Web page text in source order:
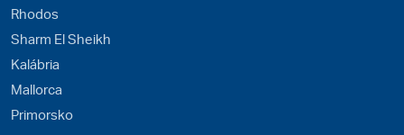
Rhodos
Sharm El Sheikh
Kalábria
Mallorca
Primorsko